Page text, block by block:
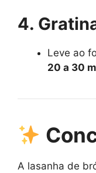
4.
Leve ao
20 a 30
A lasanha de